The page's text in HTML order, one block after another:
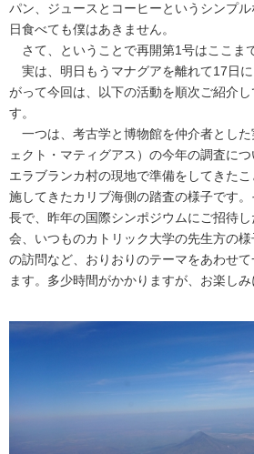
パン、ジュースとコーヒーというシンプ
日食べても僕はあきません。
さて、ということで再開第1号はここま
実は、明日もうマナグアを離れて17日
がって今回は、以下の活動を順次ご紹介
す。
一つは、考古学と博物館を仲介者とし
ェクト・マティグアス）の今年の調査に
エラブランカ村の現地で準備をしてきた
施してきたカリブ海側の踏査の様子です
長で、昨年の国際シンポジウムにご招待
会、いつものカトリック大学の先生方の
の訪問など、おりおりのテーマをあわせ
ます。多少時間がかかりますが、お楽しみ